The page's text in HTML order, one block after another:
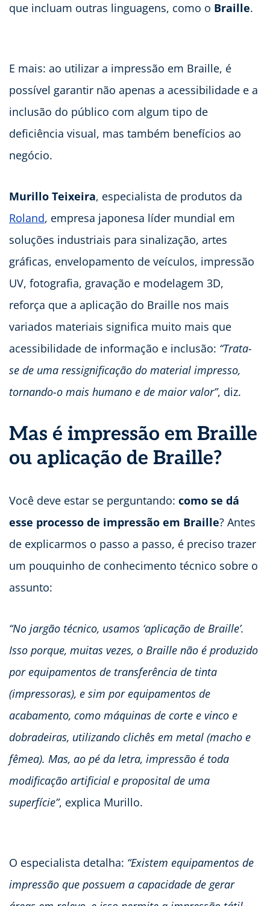
que incluam outras linguagens, como o Braille.
E mais: ao utilizar a impressão em Braille, é
possível garantir não apenas a acessibilidade e a
inclusão do público com algum tipo de
deficiência visual, mas também benefícios ao
negócio.
Murillo Teixeira, especialista de produtos da
Roland, empresa japonesa líder mundial em
soluções industriais para sinalização, artes
gráficas, envelopamento de veículos, impressão
UV, fotografia, gravação e modelagem 3D,
reforça que a aplicação do Braille nos mais
variados materiais significa muito mais que
acessibilidade de informação e inclusão: “Trata-
se de uma ressignificação do material impresso,
tornando-o mais humano e de maior valor”, diz.
Mas é impressão em Braille
ou aplicação de Braille?
Você deve estar se perguntando: como se dá
esse processo de impressão em Braille? Antes
de explicarmos o passo a passo, é preciso trazer
um pouquinho de conhecimento técnico sobre o
assunto:
“No jargão técnico, usamos ‘aplicação de Braille’.
Isso porque, muitas vezes, o Braille não é produzido
por equipamentos de transferência de tinta
(impressoras), e sim por equipamentos de
acabamento, como máquinas de corte e vinco e
dobradeiras, utilizando clichês em metal (macho e
fêmea). Mas, ao pé da letra, impressão é toda
modificação artificial e proposital de uma
superfície”, explica Murillo.
O especialista detalha: “Existem equipamentos de
impressão que possuem a capacidade de gerar